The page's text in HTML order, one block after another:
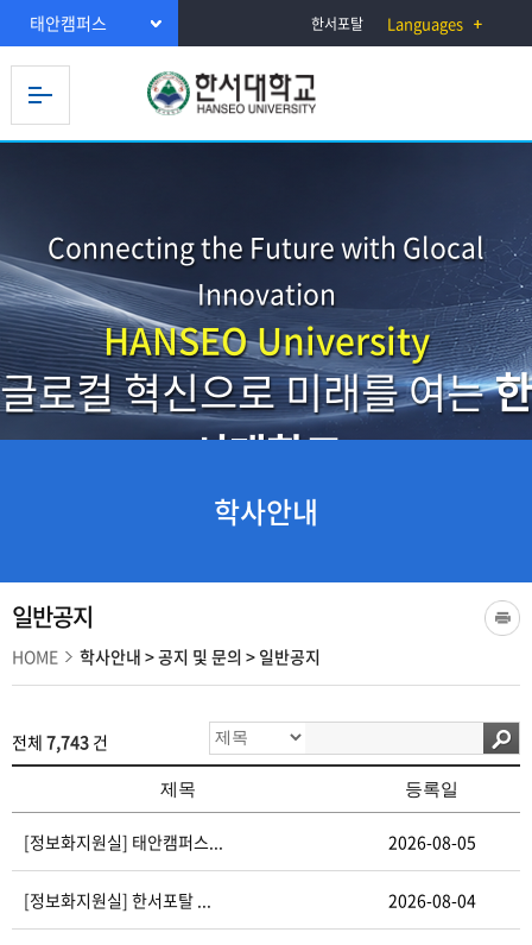
태안캠퍼스 한서포탈 Languages
Connecting the Future with Glocal
Innovation
HANSEO University
글로컬 혁신으로 미래를 여는한
서대학교
학사안내
일반공지
HOME 학사안내 >공지 및 문의 > 일반공지
전체 7,743 건
제목 등록일
[정보화지원실] 태안캠퍼스... 2026-08-05
[정보화지원실] 한서포탈 ... 2026-08-04